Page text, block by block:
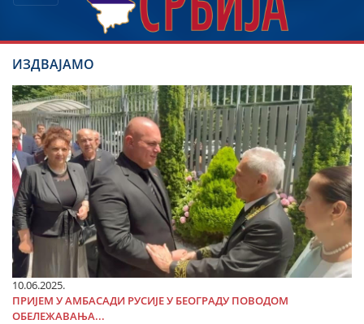
ИЗДВАЈАМО
10.06.2025.
ПРИЈЕМ У АМБАСАДИ РУСИЈЕ У БЕОГРАДУ ПОВОДОМ
ОБЕЛЕЖАВАЊА...